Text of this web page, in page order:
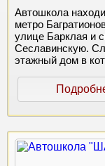
Автошкола
метро
улице Барклая и
Сеславинскую.
этажный дом в